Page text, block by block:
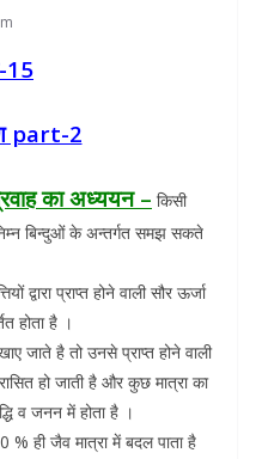
15
part-2
का अध्ययन – किसी
बिन्दुओं के अन्तर्गत समझ सकते
द्वारा प्राप्त होने वाली सौर ऊर्जा
होता है ।
जाते है तो उनसे प्राप्त होने वाली
हो जाती है और कुछ मात्रा का
व जनन में होता है ।
% ही जैव मात्रा में बदल पाता है